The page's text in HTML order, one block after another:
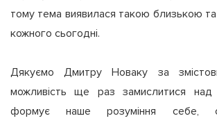
тому тема виявилася такою близькою
кожного сьогодні.
Дякуємо Дмитру Новаку за
можливість ще раз замислитися над
формує наше розуміння себе,